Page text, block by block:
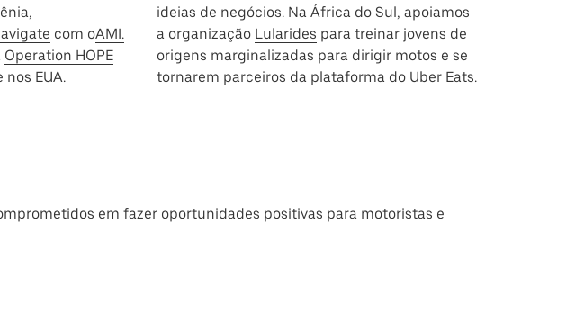
com oAMI.
Operation HOPE
EUA.
ideias de negócios. Na África do Sul, apoiamos
a organização Lularides para treinar jovens de
origens marginalizadas para dirigir motos e se
tornarem parceiros da plataforma do Uber Eats.
em fazer oportunidades positivas para motoristas e